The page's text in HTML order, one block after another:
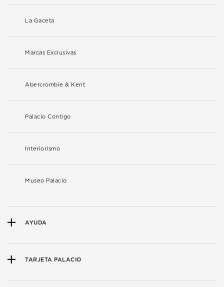
La Gaceta
Marcas Exclusivas
Abercrombie & Kent
Palacio Contigo
Interiorismo
Museo Palacio
AYUDA
TARJETA PALACIO